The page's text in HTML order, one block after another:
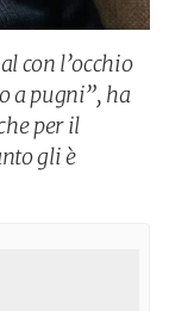
con l’occhio
a pugni”, ha
per il
gli è